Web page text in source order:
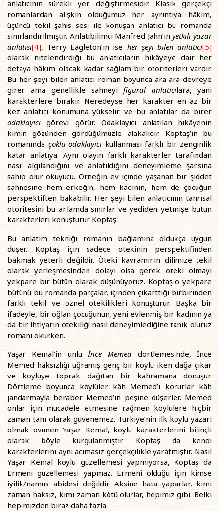
anlatıcının sürekli yer değiştirmesidir. Klasik gerçekçi
romanlardan alışkın olduğumuz her ayrıntıya hâkim,
üçüncü tekil şahıs sesi ile konuşan anlatıcı bu romanda
sınırlandırılmıştır. Anlatıbilimci Manfred Jahn’ınyetkili yazar
anlatısı[4], Terry Eagleton’ın ise her şeyi bilen anlatıcı[5]
olarak nitelendirdiği bu anlatıcıların hikâyeye dair her
detaya hâkim olacak kadar sağlam bir otoriterleri vardır.
Bu her şeyi bilen anlatıcı roman boyunca ara ara devreye
girer ama genellikle sahneyifigural anlatıcılara, yani
karakterlere bırakır. Neredeyse her karakter en az bir
kez anlatıcı konumuna yükselir ve bu anlatılar da birer
odaklayıcı görevi görür. Odaklayıcı anlatılan hikâyenin
kimin gözünden gördüğümüzle alakalıdır. Koptaş’ın bu
romanında çoklu odaklayıcı kullanması farklı bir zenginlik
katar anlatıya. Aynı olayın farklı karakterler tarafından
nasıl algılandığını ve anlatıldığını deneyimleme şansına
sahip olur okuyucu. Örneğin ev içinde yaşanan bir şiddet
sahnesine hem erkeğin, hem kadının, hem de çocuğun
perspektiften bakabilir. Her şeyi bilen anlatıcının tanrısal
otoritesini bu anlamda sınırlar ve yediden yetmişe bütün
karakterleri konuşturur Koptaş.
Bu anlatım tekniği romanın bağlamına oldukça uygun
düşer. Koptaş için sadece ötekinin perspektifinden
bakmak yeterli değildir. Öteki kavramının dilimize tekil
olarak yerleşmesinden dolayı olsa gerek öteki olmayı
yekpare bir bütün olarak düşünüyoruz. Koptaş o yekpare
bütünü bu romanda parçalar, içinden çıkarttığı birbirinden
farklı tekil ve öznel ötekilikleri konuşturur. Başka bir
ifadeyle, bir oğlan çocuğunun, yeni evlenmiş bir kadının ya
da bir ihtiyarın ötekiliği nasıl deneyimlediğine tanık oluruz
romanı okurken.
Yaşar Kemal’in ünlüİnce Memed dörtlemesinde, İnce
Memed haksızlığı uğramış genç bir köylü iken dağa çıkar
ve köylüye toprak dağıtan bir kahramana dönüşür.
Dörtleme boyunca köylüler kâh Memed’i korurlar kâh
jandarmayla beraber Memed’in peşine düşerler. Memed
onlar için mücadele etmesine rağmen köylülere hiçbir
zaman tam olarak güvenemez. Türkiye’nin ilk köylü yazarı
olmak övünen Yaşar Kemal, köylü karakterlerini bilinçli
olarak böyle kurgulanmıştır. Koptaş da kendi
karakterlerini aynı acımasız gerçekçilikle yaratmıştır. Nasıl
Yaşar Kemal köylü güzellemesi yapmıyorsa, Koptaş da
Ermeni güzellemesi yapmaz. Ermeni olduğu için kimse
iyilik/namus abidesi değildir. Aksine hata yaparlar, kimi
zaman haksız, kimi zaman kötü olurlar, hepimiz gibi. Belki
hepimizden biraz daha fazla.